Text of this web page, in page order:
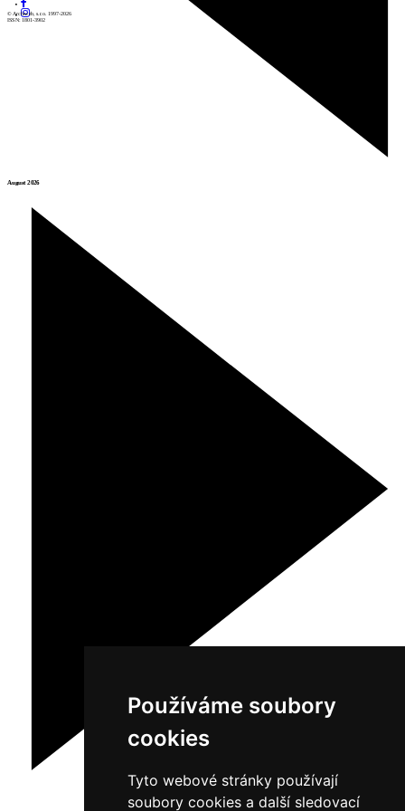
Používáme soubory
cookies
Tyto webové stránky používají
soubory cookies a další sledovací
August 2026
© Archiweb, s.r.o. 1997-2026
ISSN: 1801-3902